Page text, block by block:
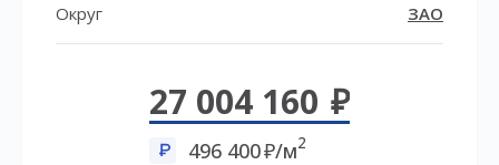
Округ ЗАО
27 004 160
496 400 /м2